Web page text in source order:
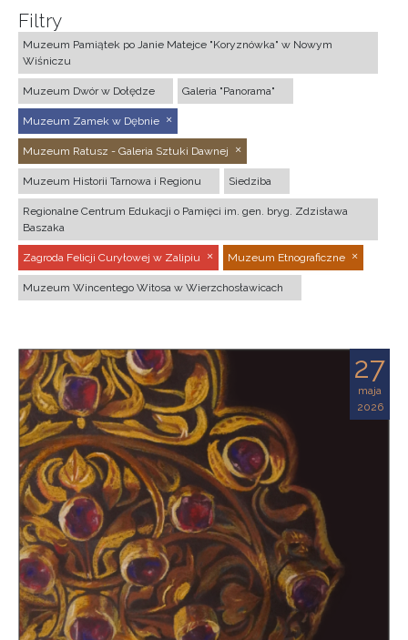
Filtry
Muzeum Pamiątek po Janie Matejce "Koryznówka" w Nowym
Wiśniczu
Muzeum Dwór w Dołędze Galeria "Panorama"
Muzeum Zamek w Dębnie
Muzeum Ratusz - Galeria Sztuki Dawnej
Muzeum Historii Tarnowa i Regionu Siedziba
Regionalne Centrum Edukacji o Pamięci im. gen. bryg. Zdzisława
Baszaka
Zagroda Felicji Curyłowej w Zalipiu Muzeum Etnograficzne
Muzeum Wincentego Witosa w Wierzchosławicach
27
maja
2026